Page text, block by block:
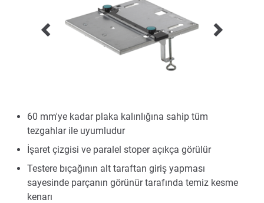
60 mm'ye kadar plaka kalınlığına sahip tüm
tezgahlar ile uyumludur
İşaret çizgisi ve paralel stoper açıkça görülür
Testere bıçağının alt taraftan giriş yapması
sayesinde parçanın görünür tarafında temiz kesme
kenarı